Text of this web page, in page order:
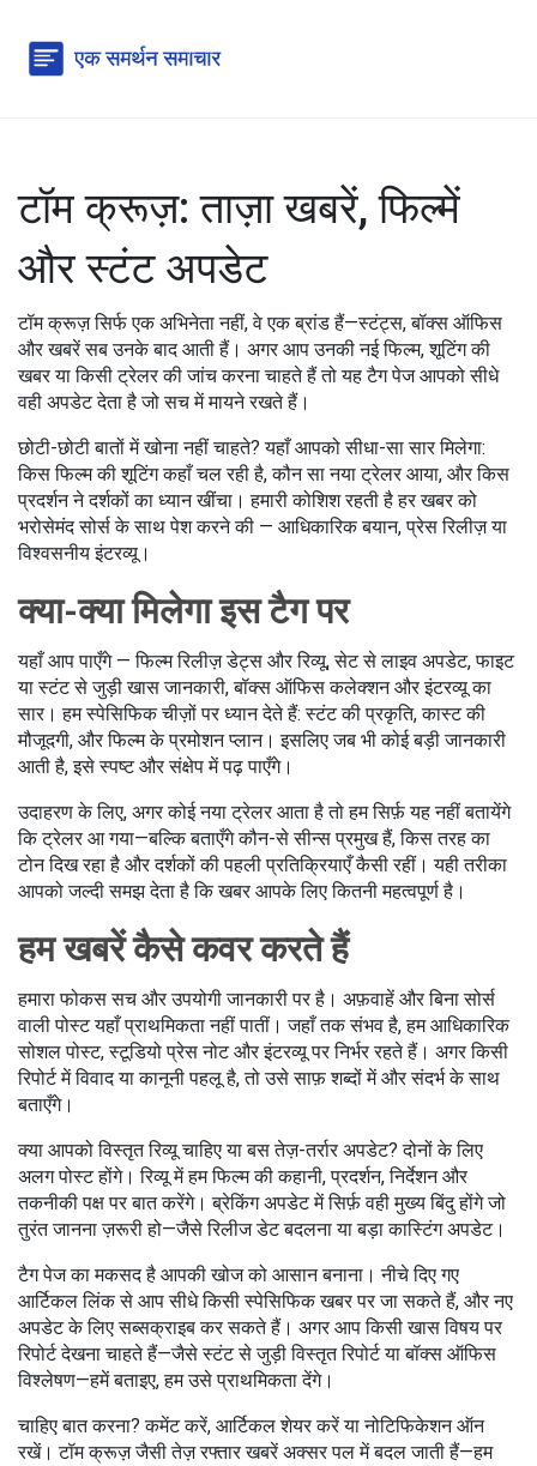
टॉम क्रूज़: ताज़ा खबरें, फिल्में
और स्टंट अपडेट
टॉम क्रूज़ सिर्फ एक अभिनेता नहीं, वे एक ब्रांड हैं—स्टंट्स, बॉक्स ऑफिस
और खबरें सब उनके बाद आती हैं। अगर आप उनकी नई फिल्म, शूटिंग की
खबर या किसी ट्रेलर की जांच करना चाहते हैं तो यह टैग पेज आपको सीधे
वही अपडेट देता है जो सच में मायने रखते हैं।
छोटी-छोटी बातों में खोना नहीं चाहते? यहाँ आपको सीधा-सा सार मिलेगा:
किस फिल्म की शूटिंग कहाँ चल रही है, कौन सा नया ट्रेलर आया, और किस
प्रदर्शन ने दर्शकों का ध्यान खींचा। हमारी कोशिश रहती है हर खबर को
भरोसेमंद सोर्स के साथ पेश करने की — आधिकारिक बयान, प्रेस रिलीज़ या
विश्वसनीय इंटरव्यू।
क्या-क्या मिलेगा इस टैग पर
यहाँ आप पाएँगे — फिल्म रिलीज़ डेट्स और रिव्यू, सेट से लाइव अपडेट, फाइट
या स्टंट से जुड़ी खास जानकारी, बॉक्स ऑफिस कलेक्शन और इंटरव्यू का
सार। हम स्पेसिफिक चीज़ों पर ध्यान देते हैं: स्टंट की प्रकृति, कास्ट की
मौजूदगी, और फिल्म के प्रमोशन प्लान। इसलिए जब भी कोई बड़ी जानकारी
आती है, इसे स्पष्ट और संक्षेप में पढ़ पाएँगे।
उदाहरण के लिए, अगर कोई नया ट्रेलर आता है तो हम सिर्फ़ यह नहीं बतायेंगे
कि ट्रेलर आ गया—बल्कि बताएँगे कौन-से सीन्स प्रमुख हैं, किस तरह का
टोन दिख रहा है और दर्शकों की पहली प्रतिक्रियाएँ कैसी रहीं। यही तरीका
आपको जल्दी समझ देता है कि खबर आपके लिए कितनी महत्वपूर्ण है।
हम खबरें कैसे कवर करते हैं
हमारा फोकस सच और उपयोगी जानकारी पर है। अफ़वाहें और बिना सोर्स
वाली पोस्ट यहाँ प्राथमिकता नहीं पातीं। जहाँ तक संभव है, हम आधिकारिक
सोशल पोस्ट, स्टूडियो प्रेस नोट और इंटरव्यू पर निर्भर रहते हैं। अगर किसी
रिपोर्ट में विवाद या कानूनी पहलू है, तो उसे साफ़ शब्दों में और संदर्भ के साथ
बताएँगे।
क्या आपको विस्तृत रिव्यू चाहिए या बस तेज़-तर्रार अपडेट? दोनों के लिए
अलग पोस्ट होंगे। रिव्यू में हम फिल्म की कहानी, प्रदर्शन, निर्देशन और
तकनीकी पक्ष पर बात करेंगे। ब्रेकिंग अपडेट में सिर्फ़ वही मुख्य बिंदु होंगे जो
तुरंत जानना ज़रूरी हो—जैसे रिलीज डेट बदलना या बड़ा कास्टिंग अपडेट।
टैग पेज का मकसद है आपकी खोज को आसान बनाना। नीचे दिए गए
आर्टिकल लिंक से आप सीधे किसी स्पेसिफिक खबर पर जा सकते हैं, और नए
अपडेट के लिए सब्सक्राइब कर सकते हैं। अगर आप किसी खास विषय पर
रिपोर्ट देखना चाहते हैं—जैसे स्टंट से जुड़ी विस्तृत रिपोर्ट या बॉक्स ऑफिस
विश्लेषण—हमें बताइए, हम उसे प्राथमिकता देंगे।
चाहिए बात करना? कमेंट करें, आर्टिकल शेयर करें या नोटिफिकेशन ऑन
रखें। टॉम क्रूज़ जैसी तेज़ रफ्तार खबरें अक्सर पल में बदल जाती हैं—हम